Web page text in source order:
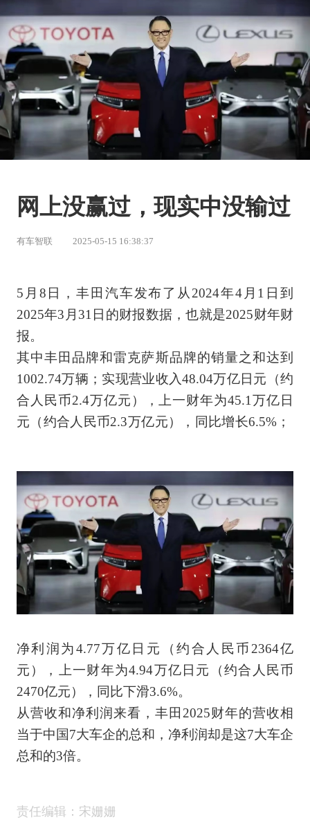
网上没赢过，现实中没输过
有车智联 2025-05-15 16:38:37
5月8日，丰田汽车发布了从2024年4月1日到
2025年3月31日的财报数据，也就是2025财年财
报。
其中丰田品牌和雷克萨斯品牌的销量之和达到
1002.74万辆；实现营业收入48.04万亿日元（约
合人民币2.4万亿元），上一财年为45.1万亿日
元（约合人民币2.3万亿元），同比增长6.5%；
净利润为4.77万亿日元（约合人民币2364亿
元），上一财年为4.94万亿日元（约合人民币
2470亿元），同比下滑3.6%。
从营收和净利润来看，丰田2025财年的营收相
当于中国7大车企的总和，净利润却是这7大车企
总和的3倍。
责任编辑：宋姗姗